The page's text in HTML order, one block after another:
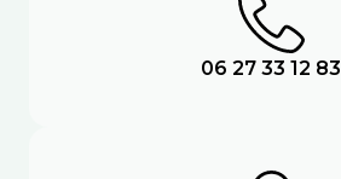
06 27 33 12 83